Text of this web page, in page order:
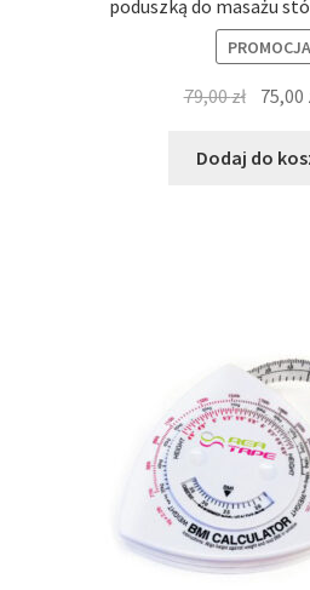
poduszką do masażu
79,00zł 75,00
Dodaj do